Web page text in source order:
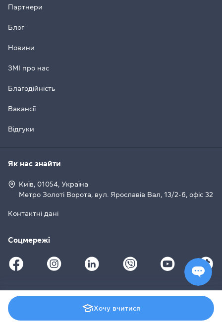
Партнери
Блог
Новини
ЗМІ про нас
Благодійність
Вакансії
Відгуки
Як нас знайти
Київ, 01054, Україна
Метро Золоті Ворота, вул. Ярославів Вал, 13/2-б, офіс 32
Контактні дані
Соцмережі
© 2008–2026 Grade Education Centre, Cambridge English
Qualifications (License UA007
Хочу вчитися